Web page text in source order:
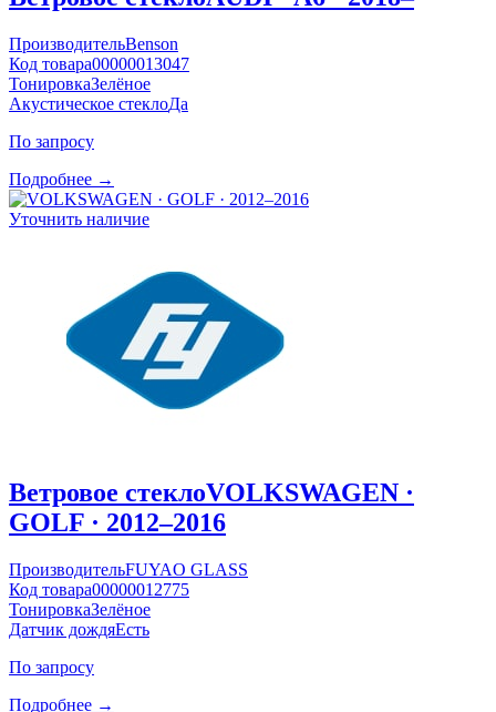
ПроизводительBenson
Код товара00000013047
ТонировкаЗелёное
Акустическое стеклоДа
По запросу
Подробнее →
Уточнить наличие
Ветровое стеклоVOLKSWAGEN ·
GOLF · 2012–2016
ПроизводительFUYAO GLASS
Код товара00000012775
ТонировкаЗелёное
Датчик дождяЕсть
По запросу
Подробнее →